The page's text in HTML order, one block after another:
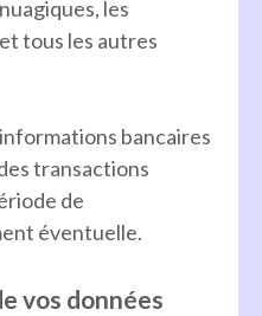
les
tous les autres
bancaires
transactions
de
éventuelle.
vos données